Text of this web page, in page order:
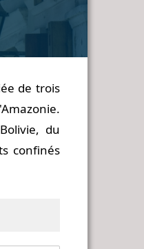
de trois
du
confinés